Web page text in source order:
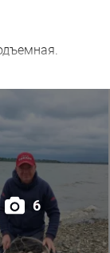
уже были
взял зерновой
6